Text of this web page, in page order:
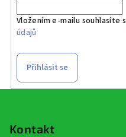
Vložením e-mailu souhlasíte s
údajů
Přihlásit se
Kontakt